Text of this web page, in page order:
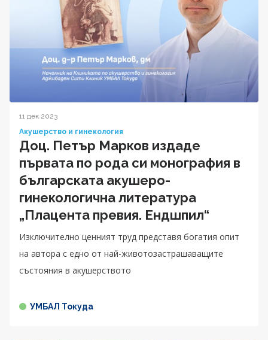
11 дек 2023
Акушерство и гинекология
Доц. Петър Марков издаде
първата по рода си монография в
българската акушеро-
гинекологична литература
„Плацента превия. Ендшпил“
Изключително ценният труд представя богатия опит
на автора с едно от най-животозастрашаващите
състояния в акушерството
УМБАЛ Токуда